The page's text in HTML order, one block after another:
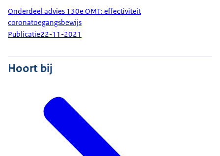
Onderdeel advies 130e OMT: effectiviteit
coronatoegangsbewijs
Publicatie22-11-2021
Hoort bij